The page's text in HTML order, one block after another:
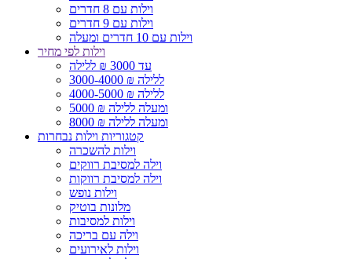
וילות עם 8 חדרים
וילות עם 9 חדרים
וילות עם 10 חדרים ומעלה
וילות לפי מחיר
עד 3000 ₪ ללילה
3000-4000 ₪ ללילה
4000-5000 ₪ ללילה
5000 ₪ ומעלה ללילה
8000 ₪ ומעלה ללילה
קטגוריות וילות נבחרות
וילות להשכרה
וילה למסיבת רווקים
וילה למסיבת רווקות
וילות נופש
מלונות בוטיק
וילות למסיבות
וילה עם בריכה
וילות לאירועים